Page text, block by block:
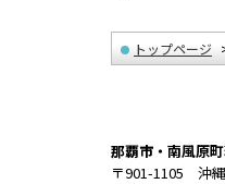
トップページ
那覇市・南風原
〒901-1105 沖